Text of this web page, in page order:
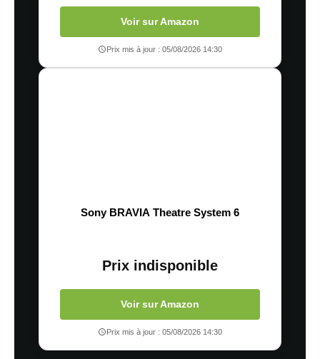
Voir sur Amazon
Prix mis à jour : 05/08/2026 14:30
Sony BRAVIA Theatre System 6
Prix indisponible
Voir sur Amazon
Prix mis à jour : 05/08/2026 14:30